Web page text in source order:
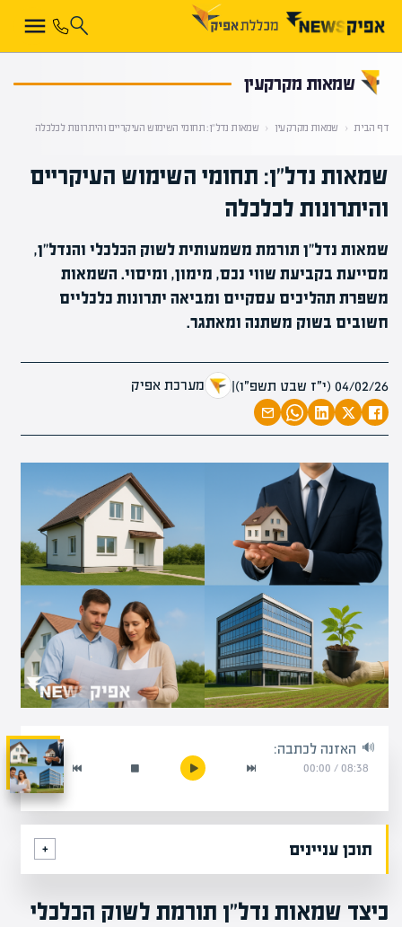
שמאות מקרקעין
דף הבית ‹ שמאות מקרקעין ‹ שמאות נדל"ן: תחומי השימוש העיקריים והיתרונות לכלכלה
שמאות נדל"ן: תחומי השימוש העיקריים
והיתרונות לכלכלה
שמאות נדל"ן תורמת משמעותית לשוק הכלכלי והנדל"ן,
מסייעת בקביעת שווי נכס, מימון, ומיסוי. השמאות
משפרת תהליכים עסקיים ומביאה יתרונות כלכליים
חשובים בשוק משתנה ומאתגר.
04/02/26 (י״ז שבט תשפ״ו) | מערכת אפיק
האזנה לכתבה:
08:38
/
00:00
תוכן עניינים
כיצד שמאות נדל"ן תורמת לשוק הכלכלי